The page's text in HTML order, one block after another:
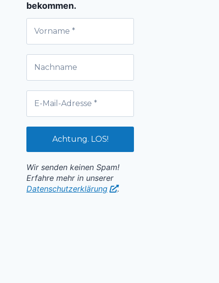
bekommen.
Wir senden keinen Spam!
Erfahre mehr in unserer
Datenschutzerklärung
.